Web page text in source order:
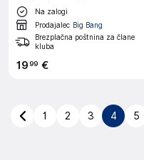
Na zalogi
Prodajalec Big Bang
Brezplačna poštnina za člane
kluba
1999 €
1 2 3 4 5